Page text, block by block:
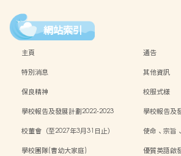
網站索引
主頁
通告
特別消息
其他資訊
保良精神
校服式樣
學校報告及發展計劃2022-2023
學校報告及
校董會（至2027年3月31日止）
使命、宗旨
學校團隊(曹幼大家庭)
優質英語啟